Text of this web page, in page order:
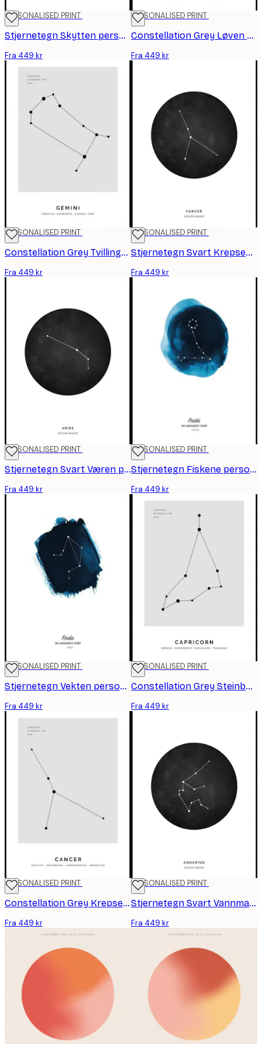
PERSONALISED PRINT
Stjernetegn Skytten personlig plakat
Fra 449 kr
PERSONALISED PRINT
Constellation Grey Løven personlig plakat
Fra 449 kr
PERSONALISED PRINT
Constellation Grey Tvillingene personlig plakat
Fra 449 kr
PERSONALISED PRINT
Stjernetegn Svart Krepsen personlig plakat
Fra 449 kr
PERSONALISED PRINT
Stjernetegn Svart Væren personlig plakat
Fra 449 kr
PERSONALISED PRINT
Stjernetegn Fiskene personlig plakat
Fra 449 kr
PERSONALISED PRINT
Stjernetegn Vekten personlig plakat
Fra 449 kr
PERSONALISED PRINT
Constellation Grey Steinbukken personlig plakat
Fra 449 kr
PERSONALISED PRINT
Constellation Grey Krepsen personlig plakat
Fra 449 kr
PERSONALISED PRINT
Stjernetegn Svart Vannmannen personlig plakat
Fra 449 kr